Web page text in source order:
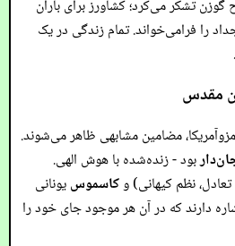
تشکر می‌کرد؛ کشاورز برای باران
را فرامی‌خواند. تمام زندگی در یک
مقدس
مضامین مشابهی ظاهر می‌شوند.
بود - زنده‌شده با هوش الهی.
نظم کیهانی) وکاسموسیونانی
دارند که در آن هر موجود جای خود را